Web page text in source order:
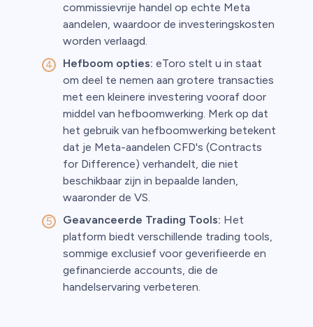
commissievrije handel op echte Meta
aandelen, waardoor de investeringskosten
worden verlaagd.
Hefboom opties: eToro stelt u in staat
om deel te nemen aan grotere transacties
met een kleinere investering vooraf door
middel van hefboomwerking. Merk op dat
het gebruik van hefboomwerking betekent
dat je Meta-aandelen CFD's (Contracts
for Difference) verhandelt, die niet
beschikbaar zijn in bepaalde landen,
waaronder de VS.
Geavanceerde Trading Tools: Het
platform biedt verschillende trading tools,
sommige exclusief voor geverifieerde en
gefinancierde accounts, die de
handelservaring verbeteren.